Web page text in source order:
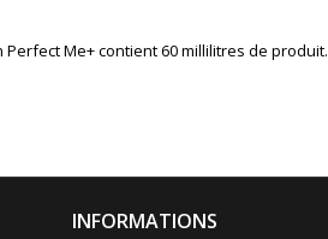
Me+ contient 60 millilitres de produit.
INFORMATIONS